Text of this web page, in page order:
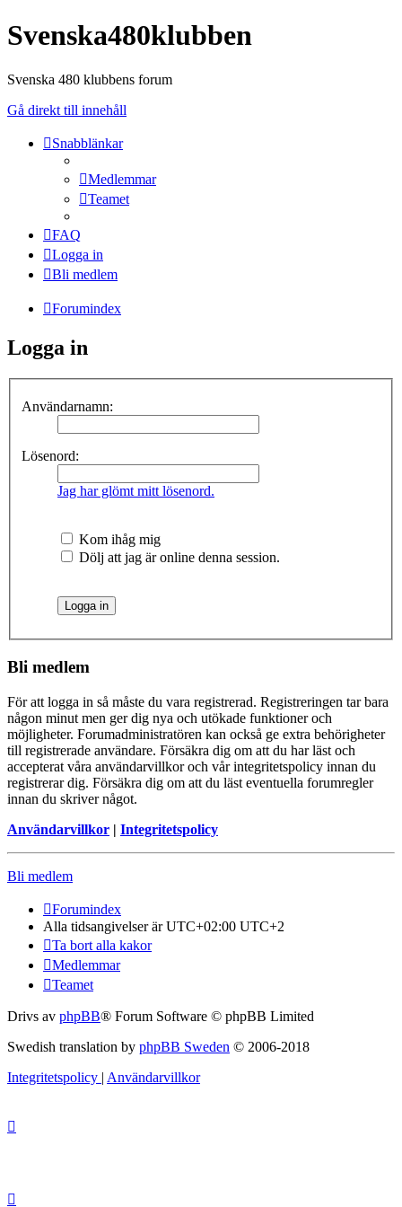
Svenska480klubben
Svenska 480 klubbens forum
Gå direkt till innehåll
Snabblänkar
Medlemmar
Teamet
FAQ
Logga in
Bli medlem
Forumindex
Logga in
Användarnamn:
Lösenord:
Jag har glömt mitt lösenord.
Kom ihåg mig
Dölj att jag är online denna session.
Bli medlem
För att logga in så måste du vara registrerad. Registreringen tar bara
någon minut men ger dig nya och utökade funktioner och
möjligheter. Forumadministratören kan också ge extra behörigheter
till registrerade användare. Försäkra dig om att du har läst och
accepterat våra användarvillkor och vår integritetspolicy innan du
registrerar dig. Försäkra dig om att du läst eventuella forumregler
innan du skriver något.
Användarvillkor | Integritetspolicy
Bli medlem
Forumindex
Alla tidsangivelser är UTC+02:00 UTC+2
Ta bort alla kakor
Medlemmar
Teamet
Drivs av phpBB® Forum Software © phpBB Limited
Swedish translation by phpBB Sweden © 2006-2018
Integritetspolicy | Användarvillkor